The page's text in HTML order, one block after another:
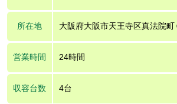
所在地 大阪府大阪市天王寺区真法院町
営業時間 24時間
収容台数 4台